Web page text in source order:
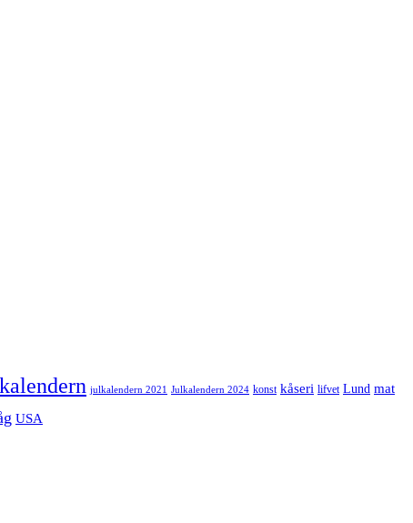
julkalendern 2021 Julkalendern 2024 konst kåseri lifvet Lund mat
USA